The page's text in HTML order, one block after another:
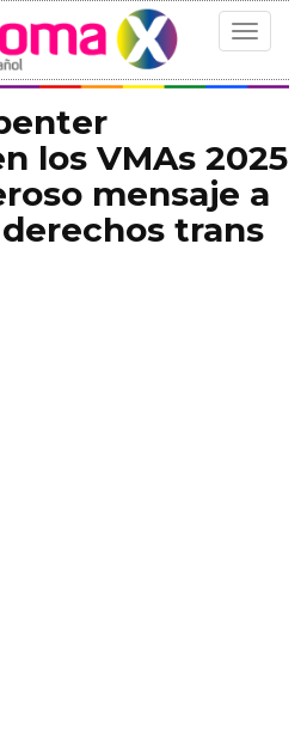
Toggle
los VMAs 2025
mensaje a
trans